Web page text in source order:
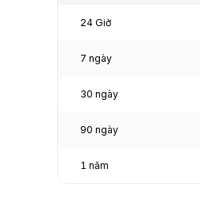
24 Giờ
7 ngày
30 ngày
90 ngày
1 năm